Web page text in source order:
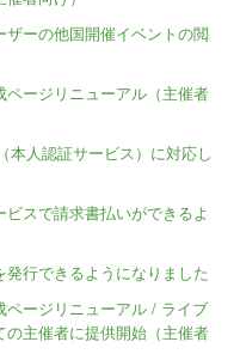
ザーの他国開催イベントの閲
ページリニューアル（主催者
本人認証サービス）に対応し
ビスで請求書払いができるよ
発行できるようになりました
ページリニューアル / ライブ
主催者に提供開始（主催者